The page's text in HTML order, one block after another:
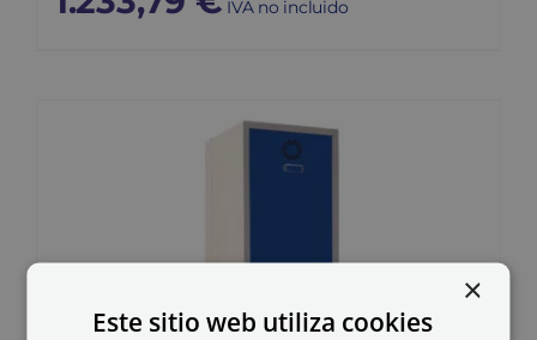
IVA no incluido
×
Este sitio web utiliza cookies